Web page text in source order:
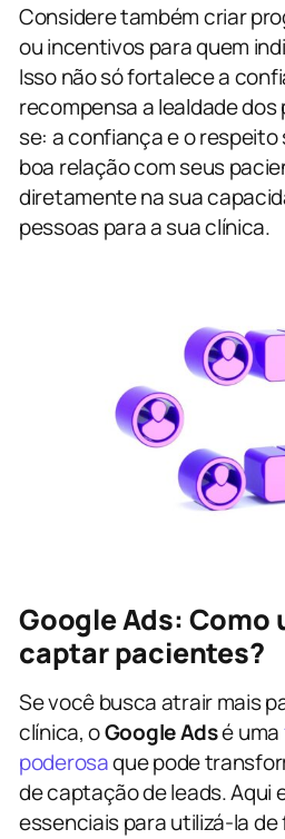
Considere também criar
ou incentivos para quem
Isso não só fortalece a
recompensa a lealdade
se: a confiança e o respeito
boa relação com seus
diretamente na sua
pessoas para a sua clínica.
Google Ads: Como
captar pacientes?
Se você busca atrair mais
clínica, oGoogle Adsé uma
poderosaque pode
de captação de leads. Aqui
essenciais para utilizá-la